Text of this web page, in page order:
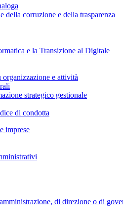
della corruzione e della trasparenza
e la Transizione al Digitale
e attività
strategico gestionale
di condotta
imprese
di direzione o di